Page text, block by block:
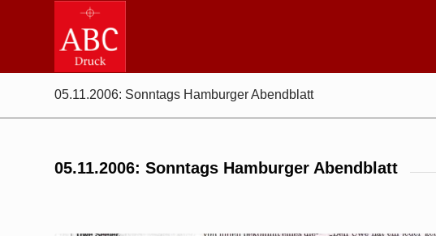
05.11.2006: Sonntags Hamburger Abendblatt
05.11.2006: Sonntags Hamburger Abendblatt